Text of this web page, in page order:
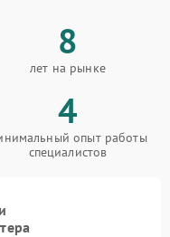
8
лет на рынке
4
опыт работы
специалистов